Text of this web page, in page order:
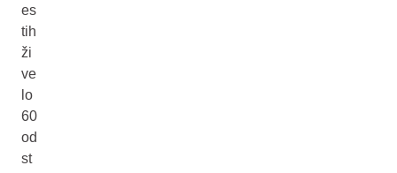
es
tih
ži
ve
lo
60
od
st